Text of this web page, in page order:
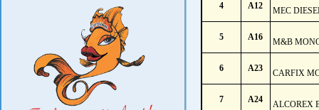
4 A12 MEC
5 A16 M&B
6 A23 CARFIX
7 A24 ALCOREX